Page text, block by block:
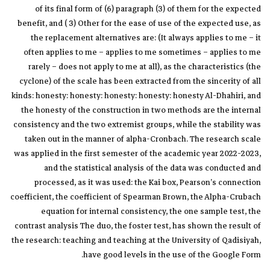
of its final form of (6) paragraph (3) of them for the expected
benefit, and ( 3) Other for the ease of use of the expected use, as
the replacement alternatives are: (It always applies to me – it
often applies to me – applies to me sometimes – applies to me
rarely – does not apply to me at all), as the characteristics (the
cyclone) of the scale has been extracted from the sincerity of all
kinds: honesty: honesty: honesty: honesty: honesty Al-Dhahiri, and
the honesty of the construction in two methods are the internal
consistency and the two extremist groups, while the stability was
taken out in the manner of alpha-Cronbach. The research scale
was applied in the first semester of the academic year 2022-2023,
and the statistical analysis of the data was conducted and
processed, as it was used: the Kai box, Pearson’s connection
coefficient, the coefficient of Spearman Brown, the Alpha-Crubach
equation for internal consistency, the one sample test, the
contrast analysis The duo, the foster test, has shown the result of
the research: teaching and teaching at the University of Qadisiyah,
have good levels in the use of the Google Form.